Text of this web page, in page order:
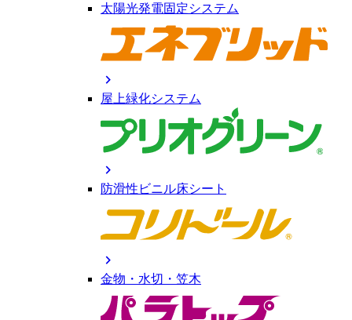
太陽光発電固定システム
chevron_right
屋上緑化システム
chevron_right
防滑性ビニル床シート
chevron_right
金物・水切・笠木